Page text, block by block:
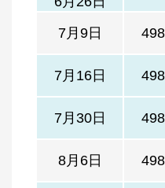
7月9日
7月16日
7月30日
8月6日